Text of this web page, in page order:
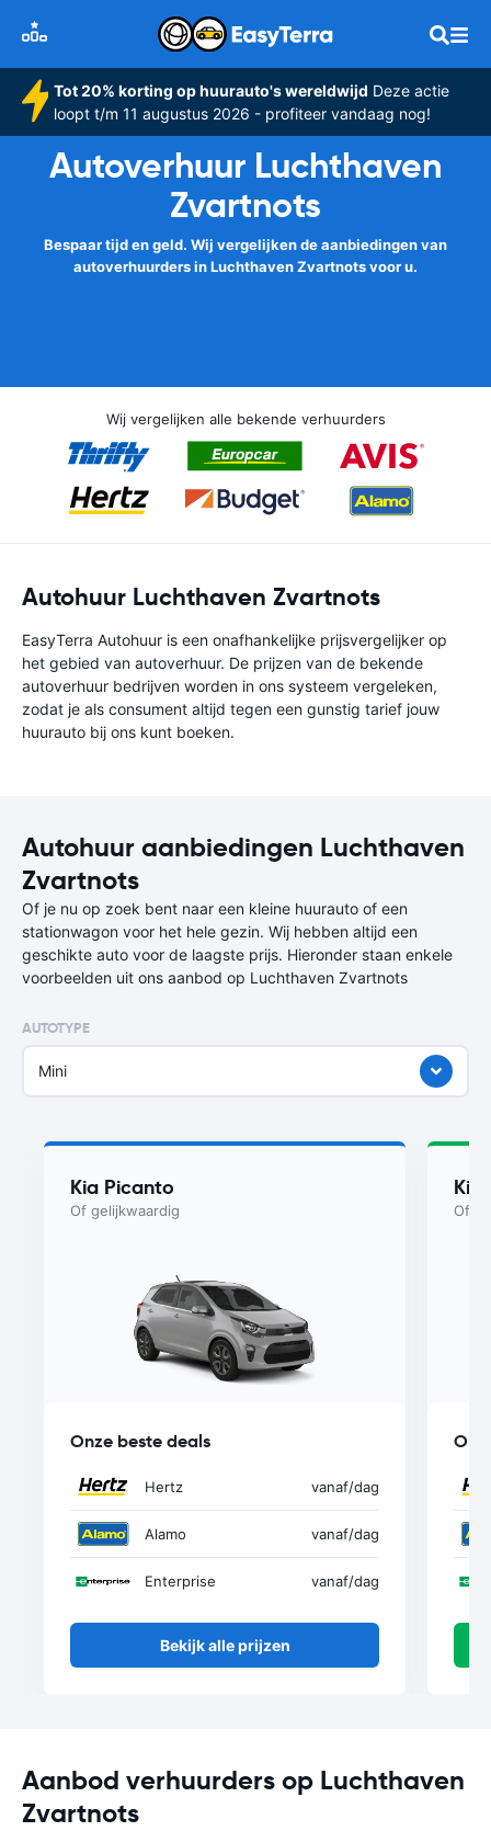
Tot 20% korting op huurauto's wereldwijd Deze actie
loopt t/m 11 augustus 2026 - profiteer vandaag nog!
Autoverhuur Luchthaven
Zvartnots
Bespaar tijd en geld. Wij vergelijken de aanbiedingen van
autoverhuurders in Luchthaven Zvartnots voor u.
Wij vergelijken alle bekende verhuurders
Autohuur Luchthaven Zvartnots
EasyTerra Autohuur is een onafhankelijke prijsvergelijker op
het gebied van autoverhuur. De prijzen van de bekende
autoverhuur bedrijven worden in ons systeem vergeleken,
zodat je als consument altijd tegen een gunstig tarief jouw
huurauto bij ons kunt boeken.
Autohuur aanbiedingen Luchthaven
Zvartnots
Of je nu op zoek bent naar een kleine huurauto of een
stationwagon voor het hele gezin. Wij hebben altijd een
geschikte auto voor de laagste prijs. Hieronder staan enkele
voorbeelden uit ons aanbod op Luchthaven Zvartnots
AUTOTYPE
Mini
Kia Picanto
Of gelijkwaardig
Onze beste deals
Hertz vanaf/dag
Alamo vanaf/dag
Enterprise vanaf/dag
Bekijk alle prijzen
Kia
Of
Aanbod verhuurders op Luchthaven
Zvartnots